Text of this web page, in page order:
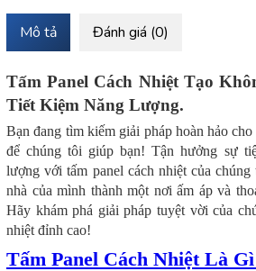
Mô tả Đánh giá (0)
Tấm Panel Cách Nhiệt Tạo
Tiết Kiệm Năng Lượng.
Bạn đang tìm kiếm giải pháp hoàn hảo
để chúng tôi giúp bạn! Tận hưởng sự
lượng với tấm panel cách nhiệt của
nhà của mình thành một nơi ấm áp và
Hãy khám phá giải pháp tuyệt vời của
nhiệt đỉnh cao!
Tấm Panel Cách Nhiệt Là